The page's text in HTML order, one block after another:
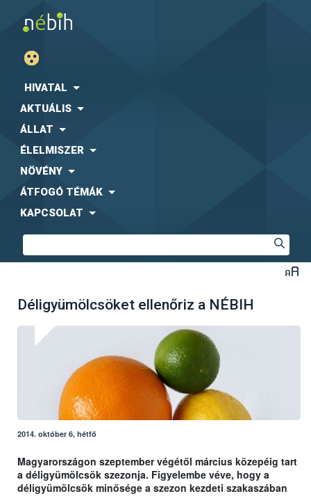
HIVATAL
AKTUÁLIS
ÁLLAT
ÉLELMISZER
NÖVÉNY
ÁTFOGÓ TÉMÁK
KAPCSOLAT
Déligyümölcsöket ellenőriz a NÉBIH
2014. október 6, hétfő
Magyarországon szeptember végétől március közepéig tart
a déligyümölcsök szezonja. Figyelembe véve, hogy a
déligyümölcsök minősége a szezon kezdeti szakaszában